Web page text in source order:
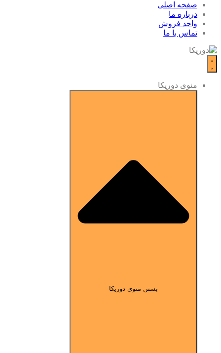
صفحه اصلی
درباره ما
واحد فروش
تماس با ما
منوی دوریکا
بستن منوی دوریکا